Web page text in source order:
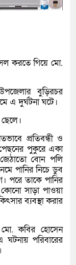
করতে গিয়ে মো.
বুড়িরচর
এ দুর্ঘটনা ঘটে।
প্রতিবন্ধী ও
পুকুরে একা
বোন পলি
পানির নিচে ডুব
পরে তাকে পানির
সাড়া পাওয়া
ব্যবস্থা করার
মো. কবির হোসেন
পরিবারের